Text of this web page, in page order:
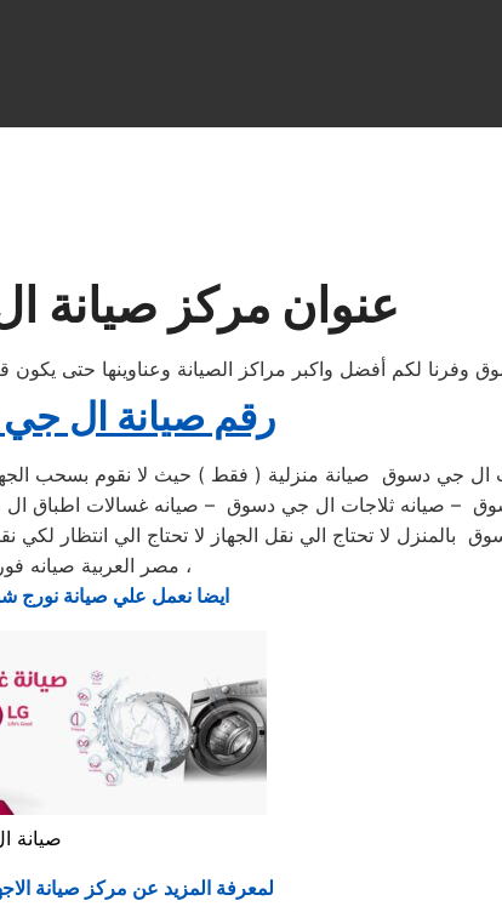
عنوان مركز
وفرنا لكم أفضل واكبر مراكز الصيانة وعناوينها حتى يكون
رقم صيانة ال
جي دسوق صيانة منزلية ( فقط ) حيث لا نقوم بسحب
دسوق – صيانه ثلاجات ال جي دسوق – صيانه غسالات
بالمنزل لا تحتاج الي نقل الجهاز لا تحتاج الي انتظار
مصر العربية صيانه فورية ،
ايضا نعمل علي صيانة نورج
صيانة
لمعرفة المزيد عن مركز صيانة